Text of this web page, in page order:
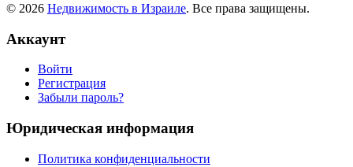
© 2026 Недвижимость в Израиле. Все права защищены.
Аккаунт
Войти
Регистрация
Забыли пароль?
Юридическая информация
Политика конфиденциальности